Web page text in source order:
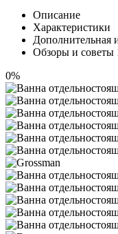
Описание
Характеристики
Дополнительная
Обзоры и советы
0%